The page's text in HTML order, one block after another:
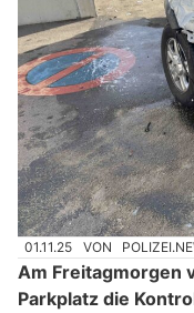
01.11.25 VON
Am Freitagmorgen
Parkplatz die